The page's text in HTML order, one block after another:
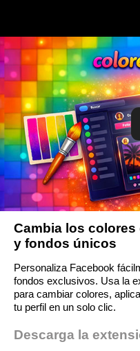
Cambia los
y fondos únicos
Personaliza Facebook
fondos exclusivos. Usa la
para cambiar colores,
tu perfil en un solo clic.
Descarga la